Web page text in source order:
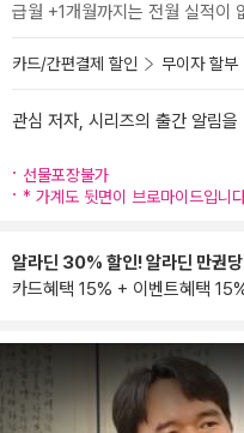
급월 +1개월까지는 전월 실적이
카드/간편결제 할인 무이자 할부
관심 저자, 시리즈의 출간 알림을
선물포장불가
* 가계도 뒷면이 브로마이드입니
알라딘 30% 할인! 알라딘 만권
카드혜택 15% + 이벤트혜택